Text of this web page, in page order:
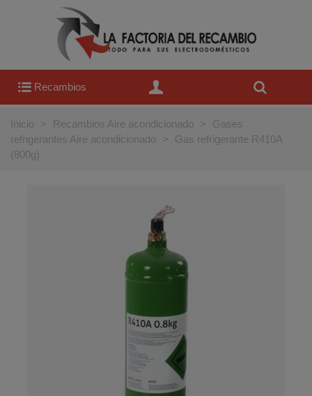
Recambios
Inicio > Recambios Aire acondicionado >
Gases
refrigerantes Aire acondicionado
>
Gas refrigerante R410A
(800g)